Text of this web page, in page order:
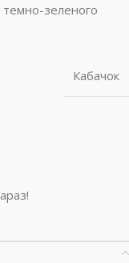
зеленого
Кабачок